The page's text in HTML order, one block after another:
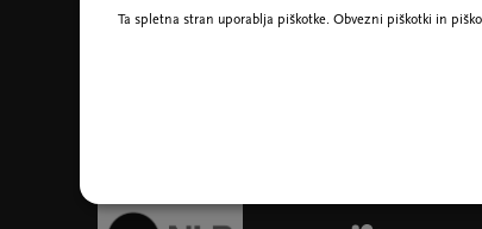
Ta spletna stran uporablja piškotke. Obvezni piškotki in